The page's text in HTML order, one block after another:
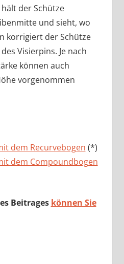
der Schütze
und sieht, wo
korrigiert der Schütze
Visierpins. Je nach
können auch
vorgenommen
dem Recurvebogen (*)
dem Compoundbogen
Beitrages können Sie